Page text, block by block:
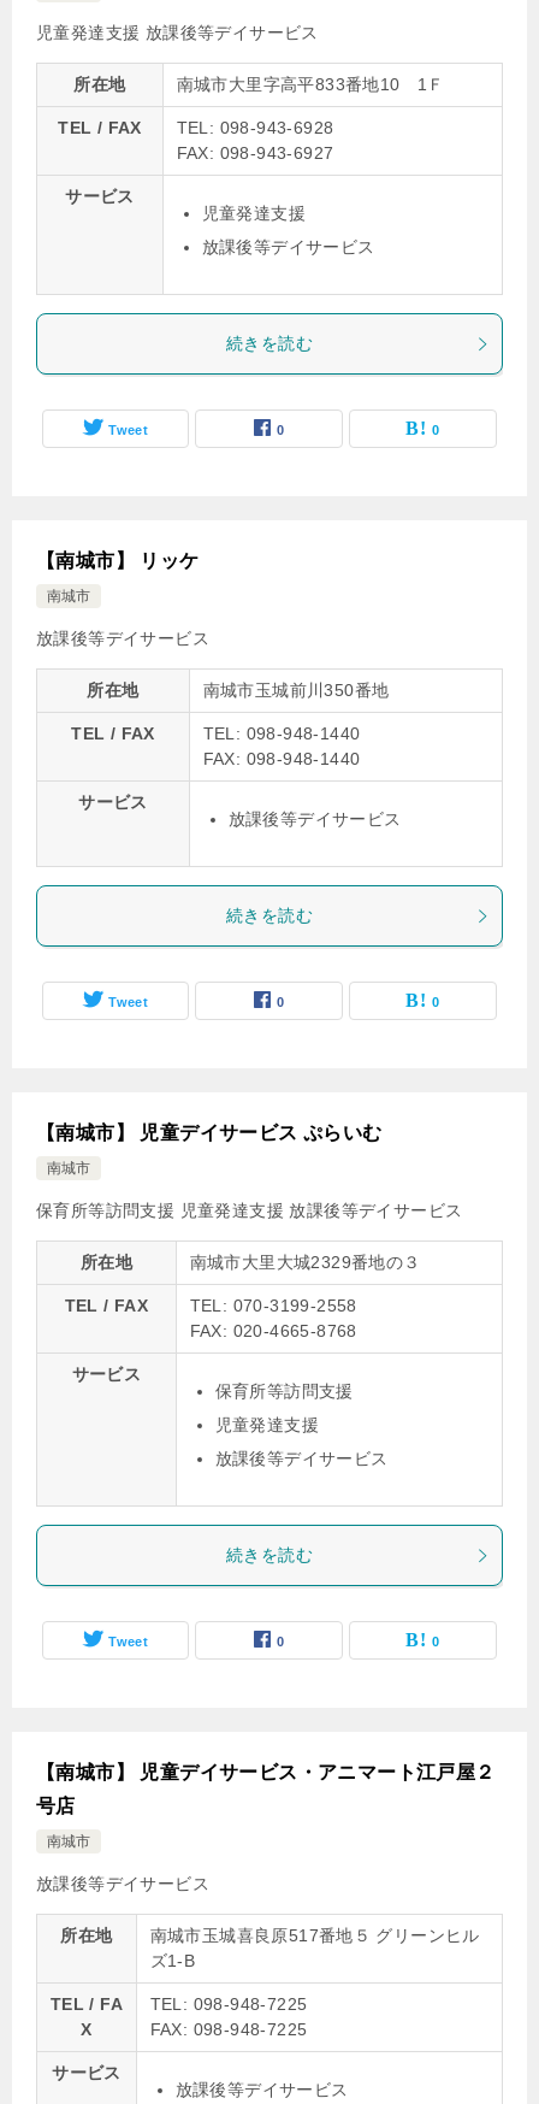
児童発達支援 放課後等デイサービス
所在地 南城市大里字高平833番地10 1Ｆ
TEL / FAX
TEL: 098-943-6928
FAX: 098-943-6927
サービス
児童発達支援
放課後等デイサービス
続きを読む
Tweet 0 0
【南城市】 リッケ
南城市
放課後等デイサービス
所在地 南城市玉城前川350番地
TEL / FAX
TEL: 098-948-1440
FAX: 098-948-1440
サービス
放課後等デイサービス
続きを読む
Tweet 0 0
【南城市】 児童デイサービス ぷらいむ
南城市
保育所等訪問支援 児童発達支援 放課後等デイサービス
所在地 南城市大里大城2329番地の３
TEL / FAX
TEL: 070-3199-2558
FAX: 020-4665-8768
サービス
保育所等訪問支援
児童発達支援
放課後等デイサービス
続きを読む
Tweet 0 0
【南城市】 児童デイサービス・アニマート江戸屋２
号店
南城市
放課後等デイサービス
所在地
南城市玉城喜良原517番地５ グリーンヒル
ズ1-B
TEL / FA
X
TEL: 098-948-7225
FAX: 098-948-7225
サービス
放課後等デイサービス